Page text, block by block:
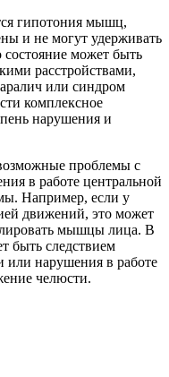
гипотония мышц,
и не могут удерживать
может быть
расстройствами,
или синдром
комплексное
нарушения и
проблемы с
в работе центральной
Например, если у
движений, это может
мышцы лица. В
быть следствием
или нарушения в работе
челюсти.